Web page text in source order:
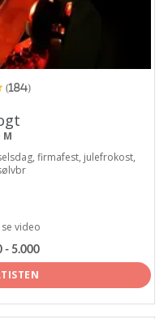
(184)
M
firmafest, julefrokost,
video
- 5.000